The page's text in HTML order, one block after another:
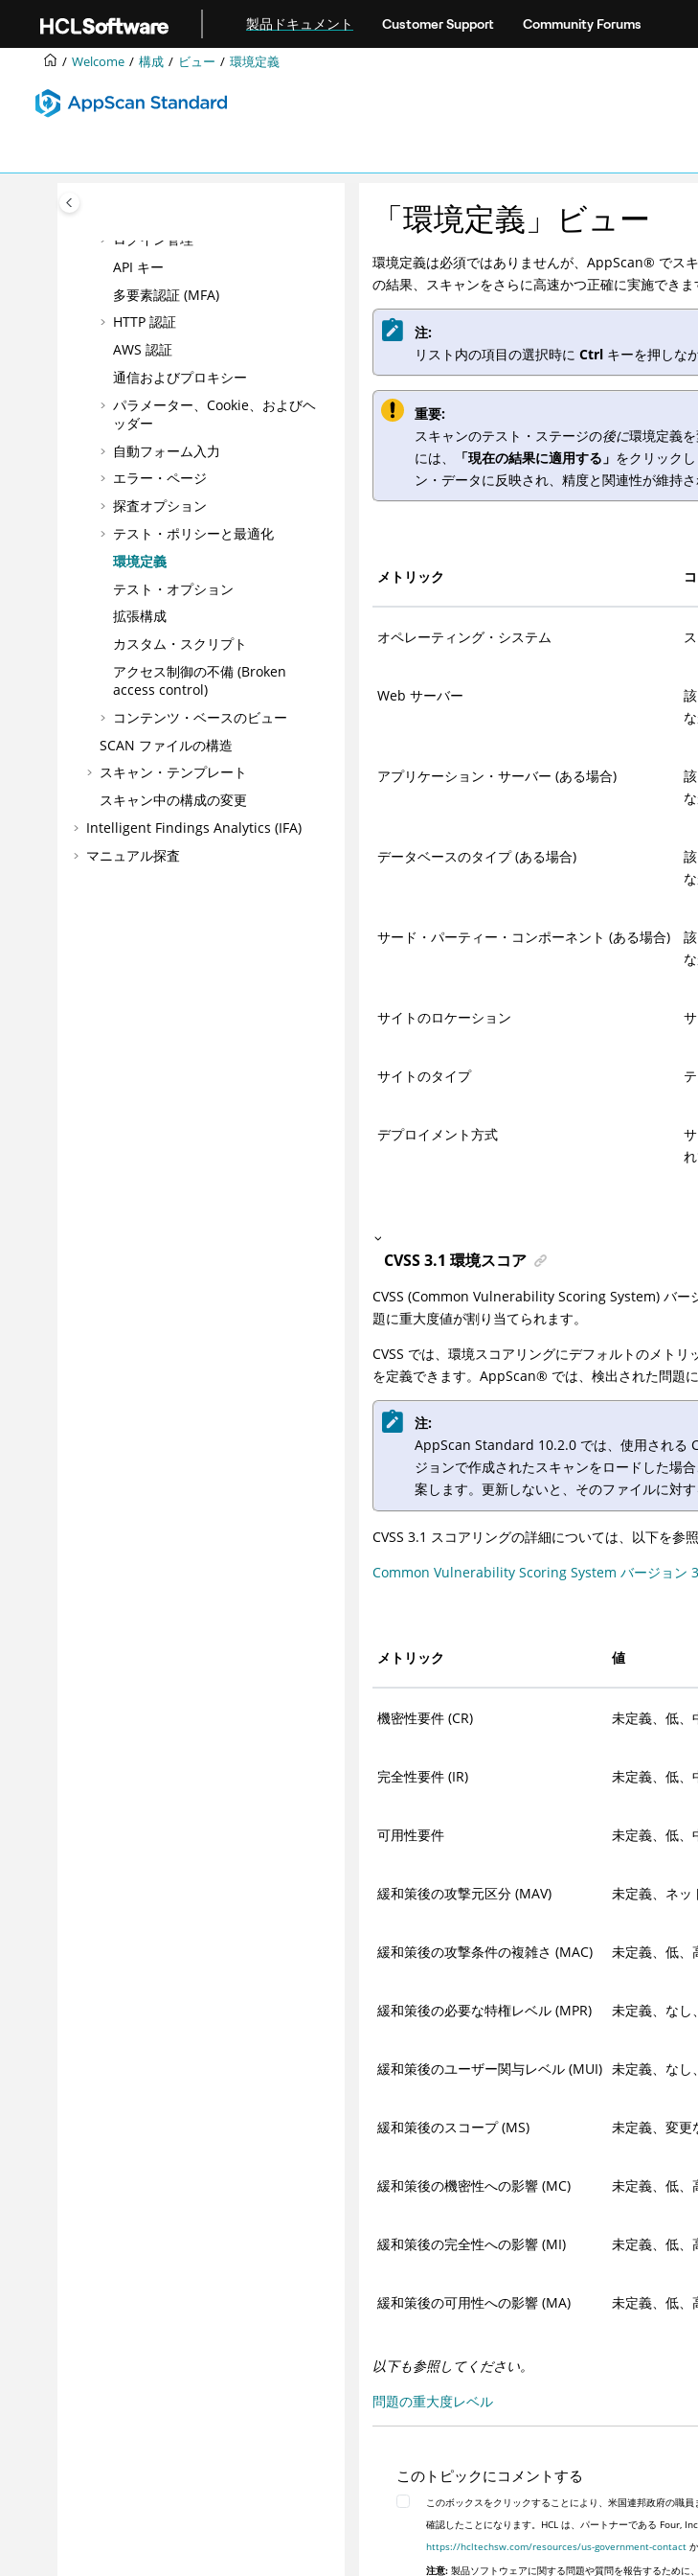
製品ドキュメント Customer Support Community Forums
Welcome 構成 ビュー 環境定義
プリセット
ビュー
API
ログイン管理
API キー
多要素認証 (MFA)
HTTP 認証
AWS 認証
通信およびプロキシー
パラメーター、Cookie、およびヘ
ッダー
自動フォーム入力
エラー・ページ
探査オプション
テスト・ポリシーと最適化
環境定義
テスト・オプション
拡張構成
カスタム・スクリプト
アクセス制御の不備 (Broken
access control)
コンテンツ・ベースのビュー
SCAN ファイルの構造
スキャン・テンプレート
スキャン中の構成の変更
Intelligent Findings Analytics (IFA)
マニュアル探査
「環境定義」ビュー
環境定義は必須ではありませんが、AppScan® でス
の結果、スキャンをさらに高速かつ正確に実施でき
注:
リスト内の項目の選択時にCtrl キーを押しな
重要:
スキャンのテスト・ステージの後に環境定義
には、
「現在の結果に適用する」 をクリック
ン・データに反映され、精度と関連性が維持さ
メトリック
オペレーティング・システム
Web サーバー
アプリケーション・サーバー (ある場合)
データベースのタイプ (ある場合)
サード・パーティー・コンポーネント (ある場合)
サイトのロケーション
サイトのタイプ
デプロイメント方式
CVSS 3.1 環境スコア
CVSS (Common Vulnerability Scoring System) バー
題に重大度値が割り当てられます。
CVSS では、環境スコアリングにデフォルトのメト
を定義できます。AppScan® では、検出された問題
注:
AppScan Standard 10.2.0 では、使用される
ジョンで作成されたスキャンをロードした場
案します。更新しないと、そのファイルに対
CVSS 3.1 スコアリングの詳細については、以下を参
Common Vulnerability Scoring System バージョン
メトリック 値
機密性要件 (CR) 未定義、低、
完全性要件 (IR) 未定義、低、
可用性要件 未定義、低、
緩和策後の攻撃元区分 (MAV) 未定義、ネッ
緩和策後の攻撃条件の複雑さ (MAC) 未定義、低、
緩和策後の必要な特権レベル (MPR) 未定義、なし
緩和策後のユーザー関与レベル (MUI) 未定義、なし
緩和策後のスコープ (MS) 未定義、変更
緩和策後の機密性への影響 (MC) 未定義、低、
緩和策後の完全性への影響 (MI) 未定義、低、
緩和策後の可用性への影響 (MA) 未定義、低、
以下も参照してください。
問題の重大度レベル
このトピックにコメントする
このボックスをクリックすることにより、米国連邦政府の職
確認したことになります。HCL は、パートナーである Four,
https://hcltechsw.com/resources/us-government-contact
注意: 製品ソフトウェアに関する問題や質問を報告するために